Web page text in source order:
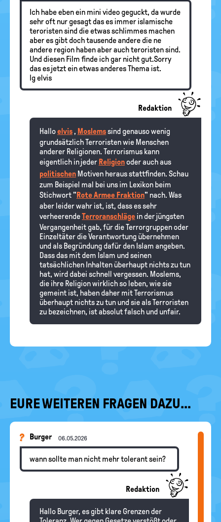
Ich habe eben ein mini video geguckt, da wurde
sehr oft nur gesagt das es immer islamische
teroristen sind die etwas schlimmes machen
aber es gibt doch tausende andere die ne
andere region haben aber auch teroristen sind.
Und diesen Film finde ich gar nicht gut.Sorry
das es jetzt ein etwas anderes Thema ist.
lg elvis
Redaktion
Halloelvis , Moslemssind genauso wenig
grundsätzlich Terroristen wie Menschen
anderer Religionen. Terrorismus kann
eigentlich in jeder Religionoder auch aus
politischen Motiven heraus stattfinden. Schau
zum Beispiel mal bei uns im Lexikon beim
Stichwort " Rote Armee Fraktion" nach. Was
aber leider wahr ist, ist, dass es sehr
verheerendeTerroranschläge in der jüngsten
Vergangenheit gab, für die Terrorgruppen oder
Einzeltäter die Verantwortung übernehmen
und als Begründung dafür den Islam angeben.
Dass das mit dem Islam und seinen
tatsächlichen Inhalten überhaupt nichts zu tun
hat, wird dabei schnell vergessen. Moslems,
die ihre Religion wirklich so leben, wie sie
gemeint ist, haben daher mit Terrorismus
überhaupt nichts zu tun und sie als Terroristen
zu bezeichnen, ist absolut falsch und unfair.
EURE WEITEREN FRAGEN DAZU...
Burger 06.05.2026
wann sollte man nicht mehr tolerant sein?
Redaktion
Hallo Burger, es gibt klare Grenzen der